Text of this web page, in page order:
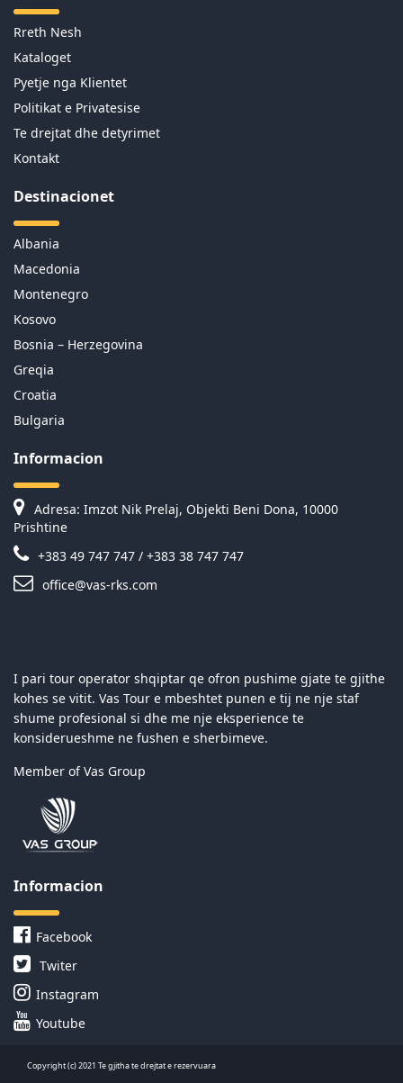
Rreth Nesh
Kataloget
Pyetje nga Klientet
Politikat e Privatesise
Te drejtat dhe detyrimet
Kontakt
Destinacionet
Albania
Macedonia
Montenegro
Kosovo
Bosnia – Herzegovina
Greqia
Croatia
Bulgaria
Informacion
Adresa: Imzot Nik Prelaj, Objekti Beni Dona, 10000
Prishtine
+383 49 747 747 / +383 38 747 747
office@vas-rks.com
I pari tour operator shqiptar qe ofron pushime gjate te gjithe
kohes se vitit. Vas Tour e mbeshtet punen e tij ne nje staf
shume profesional si dhe me nje eksperience te
konsiderueshme ne fushen e sherbimeve.
Member of Vas Group
Informacion
Facebook
Twiter
Instagram
Youtube
Copyright (c) 2021 Te gjitha te drejtat e rezervuara